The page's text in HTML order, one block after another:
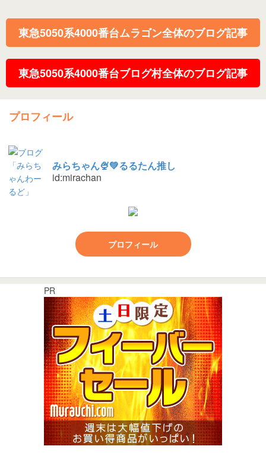
東急5050系4000番台ムラゴン全体のブログ記事
東急5050系4000番台ブログ村全体のブログ記事
プロフィール
みらちゃん🍨💚るるたん推し
id:mirachan
プロフィール
PR